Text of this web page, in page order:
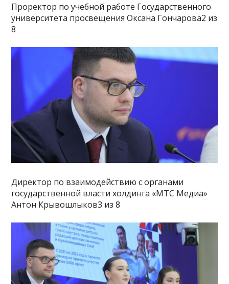
Проректор по учебной работе Государственного
университета просвещения Оксана Гончарова2 из
8
Директор по взаимодействию с органами
государственной власти холдинга «МТС Медиа»
Антон Крывошлыков3 из 8